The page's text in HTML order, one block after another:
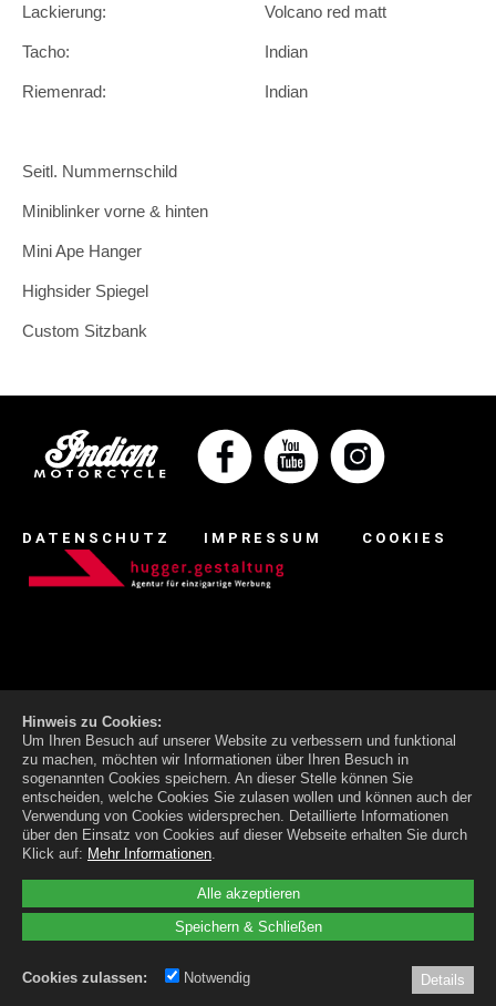
Alle akzeptieren
Speichern & Schließen
Hinweis zu Cookies:
Um Ihren Besuch auf unserer Website zu verbessern und funktional
zu machen, möchten wir Informationen über Ihren Besuch in
sogenannten Cookies speichern. An dieser Stelle können Sie
entscheiden, welche Cookies Sie zulasen wollen und können auch der
Verwendung von Cookies widersprechen. Detaillierte Informationen
über den Einsatz von Cookies auf dieser Webseite erhalten Sie durch
Klick auf: Mehr Informationen
Cookies zulassen: Notwendig Details
Lackierung: Volcano red matt
Tacho: Indian
Riemenrad: Indian
Seitl. Nummernschild
Miniblinker vorne & hinten
Mini Ape Hanger
Highsider Spiegel
Custom Sitzbank
DATENSCHUTZ IMPRESSUM COOKIES